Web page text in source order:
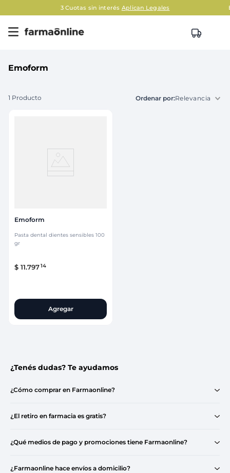
3 Cuotas sin interés Aplican Legales
Emoform
1 Producto Relevancia
Emoform
Pasta dental dientes sensibles 100
gr
$ 11.79714
Agregar
¿Tenés dudas? Te ayudamos
¿Cómo comprar en Farmaonline?
¿El retiro en farmacia es gratis?
¿Qué medios de pago y promociones tiene Farmaonline?
¿Farmaonline hace envíos a domicilio?